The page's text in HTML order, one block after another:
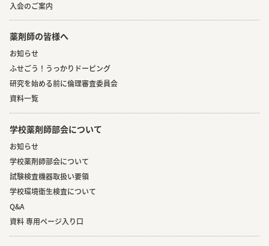
入会のご案内
薬剤師の皆様へ
お知らせ
ふせごう！うっかりドーピング
研究を始める前に倫理審査委員会
資料一覧
学校薬剤師部会について
お知らせ
学校薬剤師部会について
試験検査機器取扱い要領
学校環境衛生検査について
Q&A
資料 専用ページ入り口